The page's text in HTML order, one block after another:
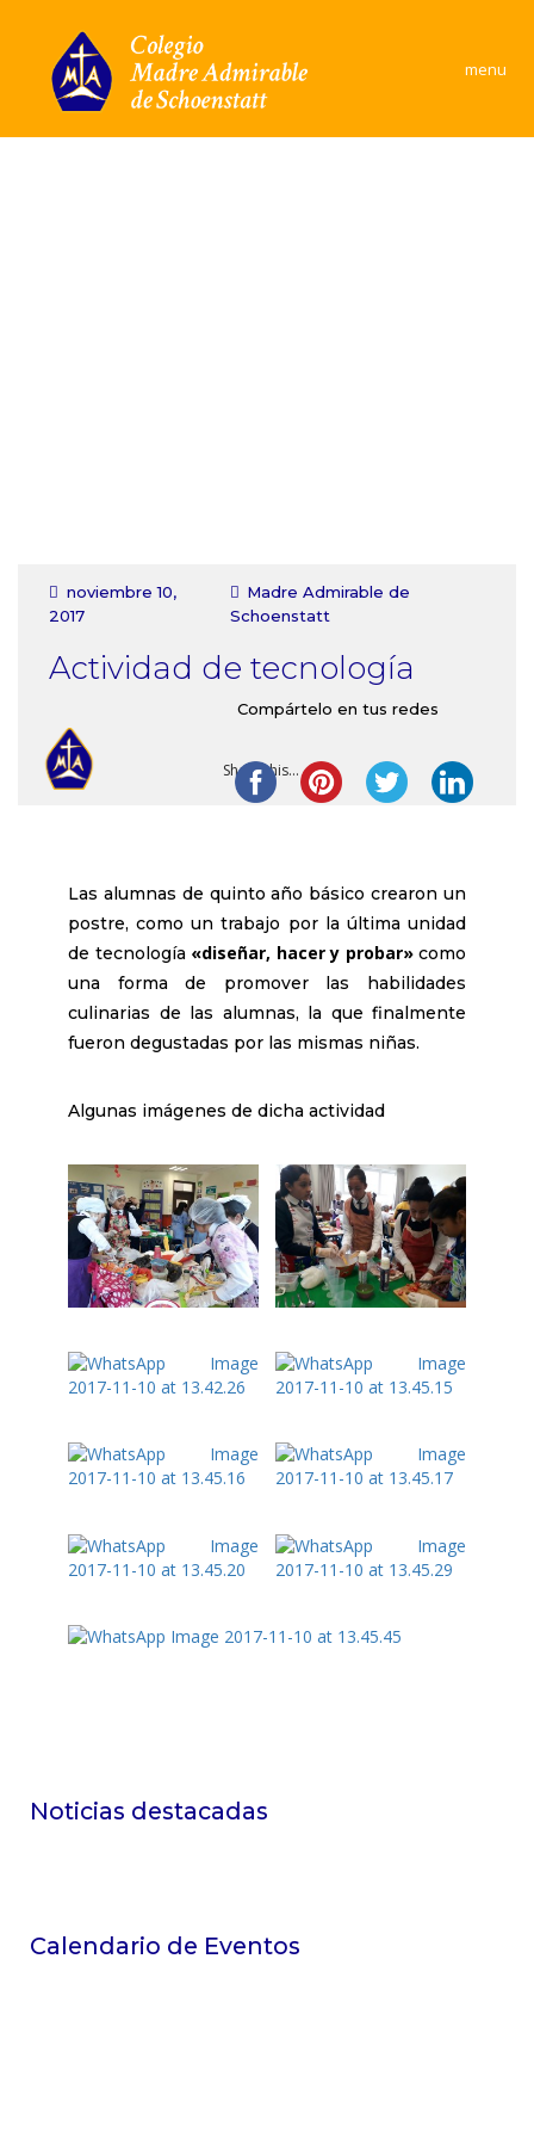
Contacto
menu
noviembre 10,
2017
Madre Admirable de
Schoenstatt
Actividad de tecnología
Compártelo en tus redes
Share this...
Las alumnas de quinto año básico crearon un
postre, como un trabajo por la última unidad
de tecnología «diseñar, hacer y probar»como
una forma de promover las habilidades
culinarias de las alumnas, la que finalmente
fueron degustadas por las mismas niñas.
Algunas imágenes de dicha actividad
Noticias destacadas
Calendario de Eventos